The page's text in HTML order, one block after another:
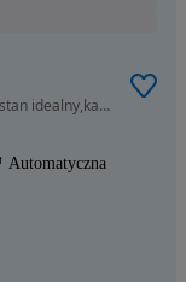
1996 cm3 • 120 KM • BEZWYPADEK, zadbana,el. stan idealny,kamera,
Automatyczna